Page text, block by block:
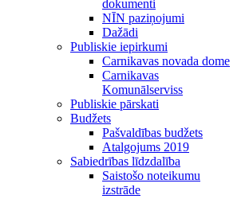
dokumenti
NĪN paziņojumi
Dažādi
Publiskie iepirkumi
Carnikavas novada dome
Carnikavas
Komunālserviss
Publiskie pārskati
Budžets
Pašvaldības budžets
Atalgojums 2019
Sabiedrības līdzdalība
Saistošo noteikumu
izstrāde